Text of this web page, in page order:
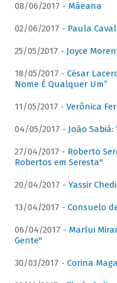
08/06/2017 - Mãeana
02/06/2017 - Paula
25/05/2017 - Joyce
18/05/2017 - César
Nome É Qualquer Um”
11/05/2017 - Verônica
04/05/2017 - João Sabiá:
27/04/2017 - Roberto
Robertos em Seresta"
20/04/2017 - Yassir
13/04/2017 - Consuelo
06/04/2017 - Marlui
Gente"
30/03/2017 - Corina